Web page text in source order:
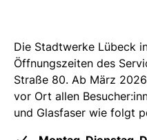
Die Stadtwerke Lübeck
Öffnungszeiten des
Straße 80. Ab März
vor Ort allen
und Glasfaser wie folgt